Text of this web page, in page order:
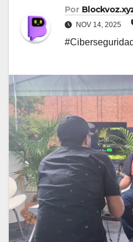
Por
NOV 14, 2025
#Ciberseguridad